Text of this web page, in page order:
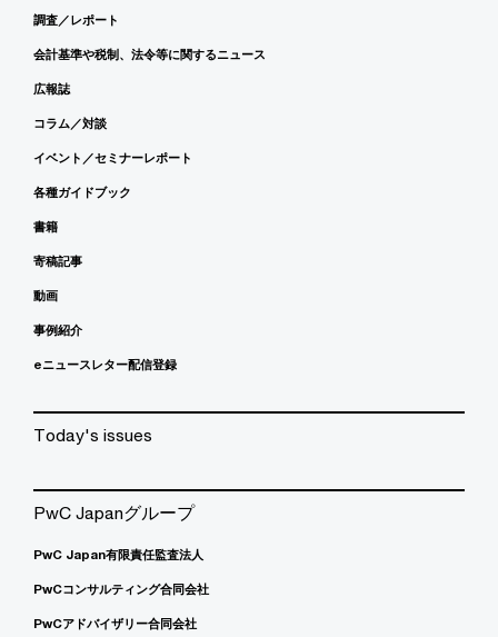
調査／レポート
会計基準や税制、法令等に関するニュース
広報誌
コラム／対談
イベント／セミナーレポート
各種ガイドブック
書籍
寄稿記事
動画
事例紹介
eニュースレター配信登録
Today's issues
PwC Japanグループ
PwC Japan有限責任監査法人
PwCコンサルティング合同会社
PwCアドバイザリー合同会社